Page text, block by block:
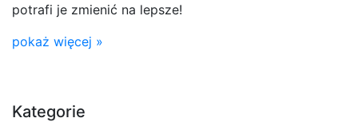
potrafi je zmienić na lepsze!
pokaż więcej »
Kategorie